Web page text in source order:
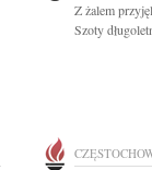
Z żalem
Szoty